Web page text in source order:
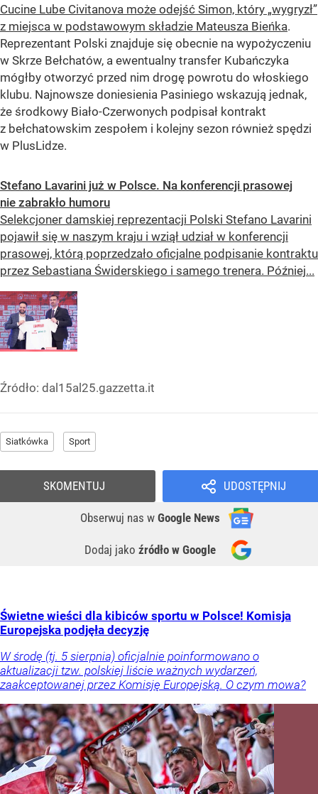
Cucine Lube Civitanova może odejść Simon, który „wygryzł”
z miejsca w podstawowym składzie Mateusza Bieńka.
Reprezentant Polski znajduje się obecnie na wypożyczeniu
w Skrze Bełchatów, a ewentualny transfer Kubańczyka
mógłby otworzyć przed nim drogę powrotu do włoskiego
klubu. Najnowsze doniesienia Pasiniego wskazują jednak,
że środkowy Biało-Czerwonych podpisał kontrakt
z bełchatowskim zespołem i kolejny sezon również spędzi
w PlusLidze.
Stefano Lavarini już w Polsce. Na konferencji prasowej
nie zabrakło humoru
Selekcjoner damskiej reprezentacji Polski Stefano Lavarini
pojawił się w naszym kraju i wziął udział w konferencji
prasowej, którą poprzedzało oficjalne podpisanie kontraktu
przez Sebastiana Świderskiego i samego trenera. Później...
Źródło: dal15al25.gazzetta.it
Siatkówka Sport
UDOSTĘPNIJ
Obserwuj nas w Google News
Dodaj jako źródło w Google
SKOMENTUJ
Świetne wieści dla kibiców sportu w Polsce! Komisja
Europejska podjęła decyzję
W środę (tj. 5 sierpnia) oficjalnie poinformowano o
aktualizacji tzw. polskiej liście ważnych wydarzeń,
zaakceptowanej przez Komisję Europejską. O czym mowa?